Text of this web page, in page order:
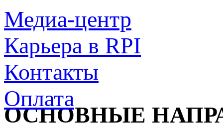
Медиа-центр
Карьера в RPI
Контакты
Оплата
ОСНОВНЫЕ